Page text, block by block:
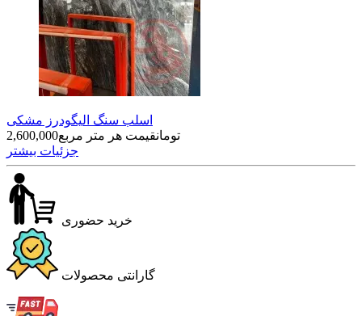
اسلب سنگ الیگودرز مشکی
2,600,000
تومانقیمت هر متر مربع
جزئیات بیشتر
خرید حضوری
گارانتی محصولات